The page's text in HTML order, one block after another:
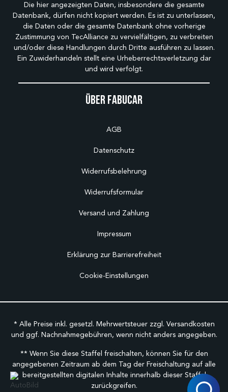
Über Fabucar
AGB
Datenschutz
Widerrufsbelehrung
Widerrufsformular
Versand und Zahlung
Impressum
Erklärung zur Barrierefreiheit
Cookie-Einstellungen
Die hier angezeigten Daten, insbesondere die gesamte
Datenbank, dürfen nicht kopiert werden. Es ist zu unterlassen,
die Daten oder die gesamte Datenbank ohne vorherige
Zustimmung von TecAlliance zu vervielfältigen, zu verbreiten
und/oder diese Handlungen durch Dritte ausführen zu lassen.
Ein Zuwiderhandeln stellt eine Urheberrechtsverletzung dar
und wird verfolgt.
* Alle Preise inkl. gesetzl. Mehrwertsteuer zzgl. Versandkosten
und ggf. Nachnahmegebühren, wenn nicht anders angegeben.
** Wenn Sie diese Staffel freischalten, können Sie für den
angegebenen Zeitraum ab dem Tag der Freischaltung auf alle
bereitgestellten digitalen Inhalte innerhalb dieser Staffel
zurückgreifen.